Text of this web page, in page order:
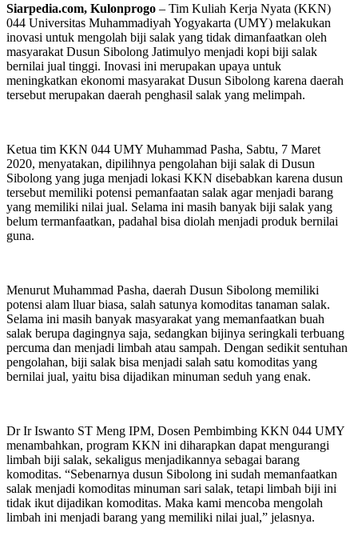
Siarpedia.com, Kulonprogo – Tim Kuliah Kerja Nyata (KKN)
044 Universitas Muhammadiyah Yogyakarta (UMY) melakukan
inovasi untuk mengolah biji salak yang tidak dimanfaatkan oleh
masyarakat Dusun Sibolong Jatimulyo menjadi kopi biji salak
bernilai jual tinggi. Inovasi ini merupakan upaya untuk
meningkatkan ekonomi masyarakat Dusun Sibolong karena daerah
tersebut merupakan daerah penghasil salak yang melimpah.
Ketua tim KKN 044 UMY Muhammad Pasha, Sabtu, 7 Maret
2020, menyatakan, dipilihnya pengolahan biji salak di Dusun
Sibolong yang juga menjadi lokasi KKN disebabkan karena dusun
tersebut memiliki potensi pemanfaatan salak agar menjadi barang
yang memiliki nilai jual. Selama ini masih banyak biji salak yang
belum termanfaatkan, padahal bisa diolah menjadi produk bernilai
guna.
Menurut Muhammad Pasha, daerah Dusun Sibolong memiliki
potensi alam lluar biasa, salah satunya komoditas tanaman salak.
Selama ini masih banyak masyarakat yang memanfaatkan buah
salak berupa dagingnya saja, sedangkan bijinya seringkali terbuang
percuma dan menjadi limbah atau sampah. Dengan sedikit sentuhan
pengolahan, biji salak bisa menjadi salah satu komoditas yang
bernilai jual, yaitu bisa dijadikan minuman seduh yang enak.
Dr Ir Iswanto ST Meng IPM, Dosen Pembimbing KKN 044 UMY
menambahkan, program KKN ini diharapkan dapat mengurangi
limbah biji salak, sekaligus menjadikannya sebagai barang
komoditas. “Sebenarnya dusun Sibolong ini sudah memanfaatkan
salak menjadi komoditas minuman sari salak, tetapi limbah biji ini
tidak ikut dijadikan komoditas. Maka kami mencoba mengolah
limbah ini menjadi barang yang memiliki nilai jual,” jelasnya.